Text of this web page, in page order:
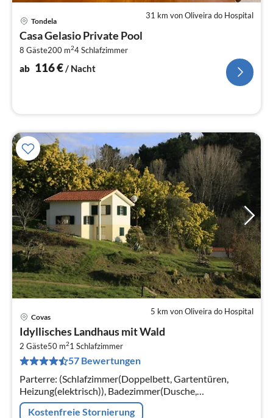
31 km von Oliveira do Hospital
Tondela
Casa Gelasio Private Pool
8 Gäste200 m24Schlafzimmer
ab 116€/ Nacht
5 km von Oliveira do Hospital
Covas
Idyllisches Landhaus mit Wald
2 Gäste50 m21 Schlafzimmer
57 Bewertungen
Parterre: (Schlafzimmer(Doppelbett, Gartentüren,
Heizung(elektrisch)), Badezimmer(Dusche,
Waschbecken), Toilette)
Kostenfreie Stornierung